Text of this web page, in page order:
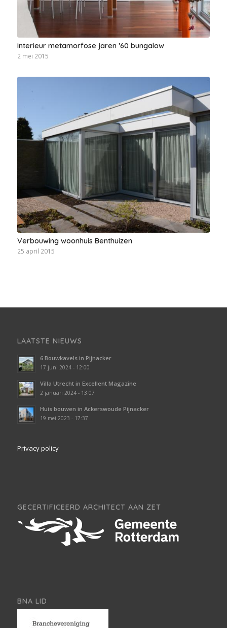
Interieur metamorfose jaren ’60 bungalow
2 mei 2015
Verbouwing woonhuis Benthuizen
25 april 2015
LAATSTE NIEUWS
6 Bouwkavels in Pijnacker
17 juni 2024 - 12:00
Villa Utrecht in Excellent Magazine
2 januari 2024 - 13:07
Huis bouwen in Ackerswoude Pijnacker
19 mei 2023 - 17:37
Privacy policy
GECERTIFICEERD ARCHITECT AAN ZET
BNA LID